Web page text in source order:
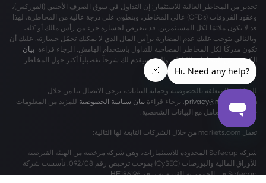
تحذير من المخاطر العالية للاستثمار: إن التداول في سوق الصرف الأجنبي (الفوركس)،
وعقود الفروقات (CFDs) عالي المخاطر، وينطوي على درجة عالية من المخاطرة، لهذا
قد لا يكون ملائمًا لكل المستثمرين. قد تتعرض لخسارة جزء من رأس مالك أو كله،
وبالتالي يتوجب عليك عدم المضاربة برأس المال الذي لا يمكنك تحمّل خسارته. عليك أن
تكون مدركًا لكل المخاطر المصاحبة للتداول باستخدام الهامش. الرجاء قراءة بيان
الكشف عن المخاطربالكامل، والذي سيقدم لك شرحاً تفصيلياً أكثر حول المخاطر
المشمولة.
للشكاوى المتعلقة بالخصوصية وحماية البيانات، يرجى الاتصال بنا من خلال
privacy@markets.com . برجاء قراءة بيان سياسة الخصوصية للمزيد من المعلومات
حول كيفية التعامل مع البيانات الشخصية.
تعمل markets.com من خلال الشركات التابعة لها التالية:
شركة Safecap المحدودة للاستثمارات، وهي شركة مرخصة من الهيئة القبرصية
للأوراق المالية والبورصات (CySEC) بموجب ترخيص رقم 092/08. تأسست شركة
Safecap في الجمهورية القبرصية برقم ΗΕ186196.